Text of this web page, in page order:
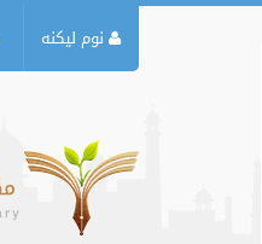
نوم لیکنه